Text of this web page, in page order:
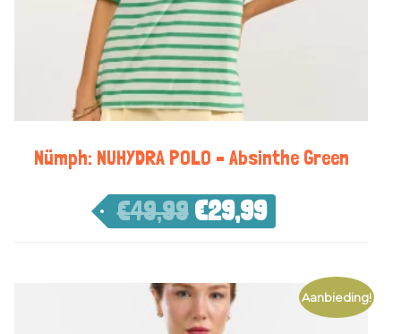
Nümph: NUHYDRA POLO – Absinthe Green
€49,99 €29,99
Aanbieding!